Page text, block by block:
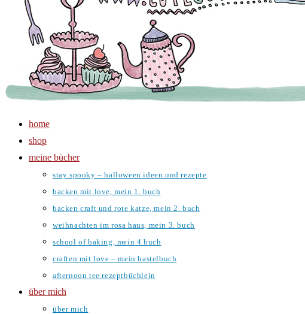
home
shop
meine bücher
stay spooky – halloween ideen und rezepte
backen mit love, mein 1. buch
backen craft und rote katze, mein 2. buch
weihnachten im rosa haus, mein 3. buch
school of baking, mein 4.buch
craften mit love – mein bastelbuch
afternoon tee rezeptbüchlein
über mich
über mich